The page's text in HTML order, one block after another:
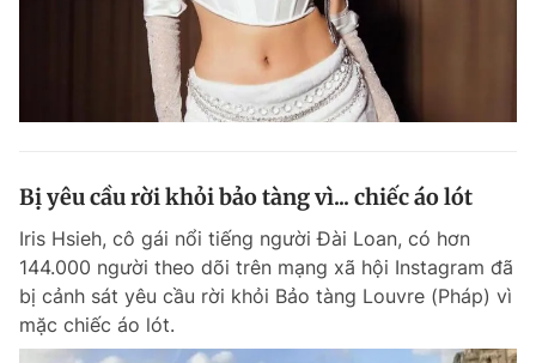
Bị yêu cầu rời khỏi bảo tàng vì... chiếc áo lót
Iris Hsieh, cô gái nổi tiếng người Đài Loan, có hơn
144.000 người theo dõi trên mạng xã hội Instagram đã
bị cảnh sát yêu cầu rời khỏi Bảo tàng Louvre (Pháp) vì
mặc chiếc áo lót.